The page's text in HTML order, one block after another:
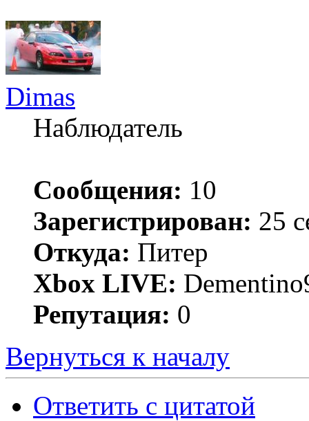
Dimas
Наблюдатель
Сообщения: 10
Зарегистрирован: 25
Откуда: Питер
Xbox LIVE:
Репутация: 0
Вернуться к началу
Ответить с цитатой